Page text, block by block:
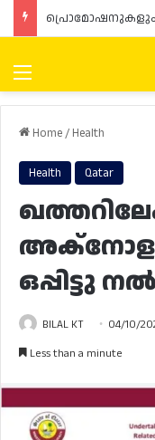
Menu
Home/ Health
Health Qatar
ഒപ്പിട്ടു
BILAL KT 04/10/
Less than a minute